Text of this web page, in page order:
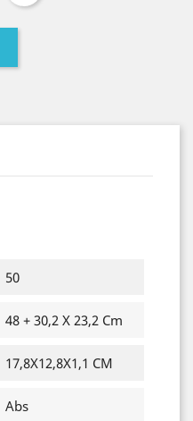
50
48 + 30,2 X 23,2 Cm
17,8X12,8X1,1 CM
Abs